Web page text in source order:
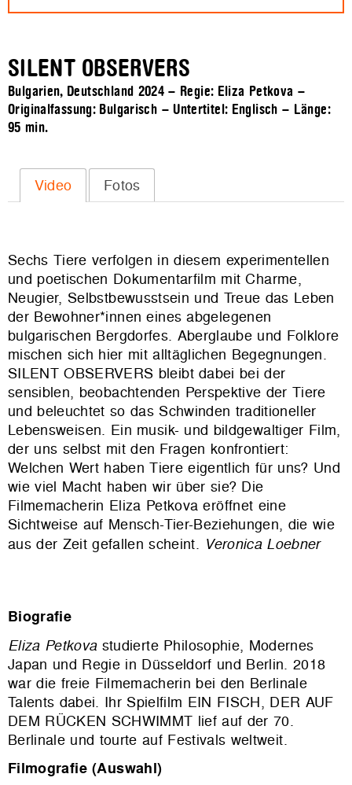
SILENT OBSERVERS
Bulgarien, Deutschland 2024 – Regie: Eliza Petkova –
Originalfassung: Bulgarisch – Untertitel: Englisch – Länge:
95 min.
Video Fotos
Sechs Tiere verfolgen in diesem experimentellen
und poetischen Dokumentarfilm mit Charme,
Neugier, Selbstbewusstsein und Treue das Leben
der Bewohner*innen eines abgelegenen
bulgarischen Bergdorfes. Aberglaube und Folklore
mischen sich hier mit alltäglichen Begegnungen.
SILENT OBSERVERS bleibt dabei bei der
sensiblen, beobachtenden Perspektive der Tiere
und beleuchtet so das Schwinden traditioneller
Lebensweisen. Ein musik- und bildgewaltiger Film,
der uns selbst mit den Fragen konfrontiert:
Welchen Wert haben Tiere eigentlich für uns? Und
wie viel Macht haben wir über sie? Die
Filmemacherin Eliza Petkova eröffnet eine
Sichtweise auf Mensch-Tier-Beziehungen, die wie
aus der Zeit gefallen scheint. Veronica Loebner
Biografie
Eliza Petkovastudierte Philosophie, Modernes
Japan und Regie in Düsseldorf und Berlin. 2018
war die freie Filmemacherin bei den Berlinale
Talents dabei. Ihr Spielfilm EIN FISCH, DER AUF
DEM RÜCKEN SCHWIMMT lief auf der 70.
Berlinale und tourte auf Festivals weltweit.
Filmografie (Auswahl)